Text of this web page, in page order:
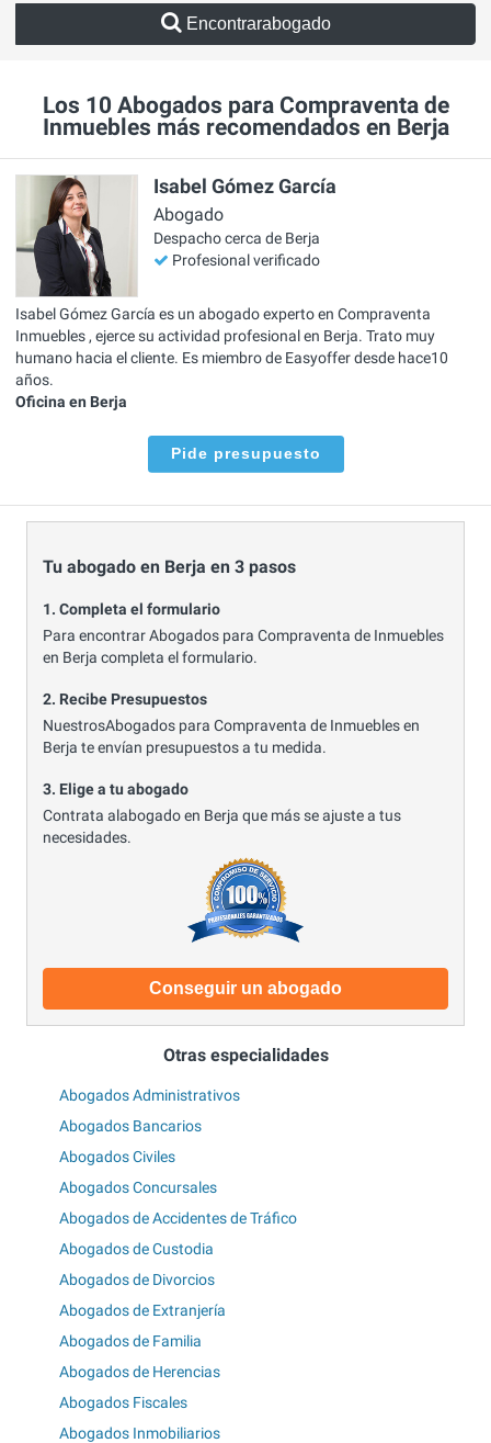
Encontrarabogado
Los 10 Abogados para Compraventa de
Inmuebles más recomendados en Berja
Isabel Gómez García
Abogado
Despacho cerca de Berja
Profesional verificado
Isabel Gómez García es un abogado experto en Compraventa
Inmuebles , ejerce su actividad profesional en Berja. Trato muy
humano hacia el cliente. Es miembro de Easyoffer desde hace10
años.
Oficina en Berja
Pide presupuesto
Tu abogado en Berja en 3 pasos
1. Completa el formulario
Para encontrar Abogados para Compraventa de Inmuebles
en Berja completa el formulario.
2. Recibe Presupuestos
NuestrosAbogados para Compraventa de Inmuebles en
Berja te envían presupuestos a tu medida.
3. Elige a tu abogado
Contrata alabogado en Berja que más se ajuste a tus
necesidades.
Conseguir un abogado
Otras especialidades
Abogados Administrativos
Abogados Bancarios
Abogados Civiles
Abogados Concursales
Abogados de Accidentes de Tráfico
Abogados de Custodia
Abogados de Divorcios
Abogados de Extranjería
Abogados de Familia
Abogados de Herencias
Abogados Fiscales
Abogados Inmobiliarios